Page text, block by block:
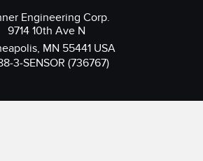
Engineering Corp.
9714 10th Ave N
MN 55441 USA
3-SENSOR (736767)